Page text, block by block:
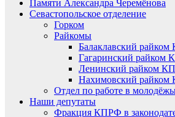
Памяти Александра Черемёнова
Севастопольское отделение
Горком
Райкомы
Балаклавский
Гагаринский райком
Ленинский райком
Нахимовский
Отдел по работе в
Наши депутаты
Фракция КПРФ в